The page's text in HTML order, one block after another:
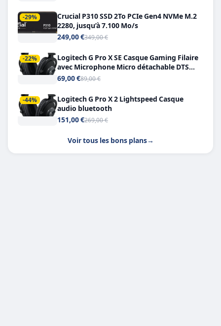
-29%
Crucial P310 SSD 2To PCIe Gen4 NVMe M.2
2280, jusqu’à 7.100 Mo/s
249,00 €349,00 €
-22%
Logitech G Pro X SE Casque Gaming Filaire
avec Microphone Micro détachable DTS
Headphone X 7.1
69,00 €89,00 €
-44%
Logitech G Pro X 2 Lightspeed Casque
audio bluetooth
151,00 €269,00 €
Voir tous les bons plans→